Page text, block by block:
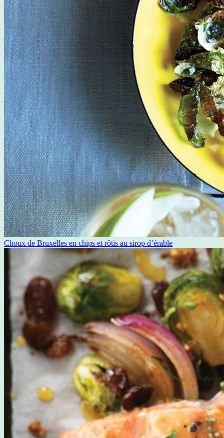
Choux de Bruxelles en chips et rôtis au sirop d’érable